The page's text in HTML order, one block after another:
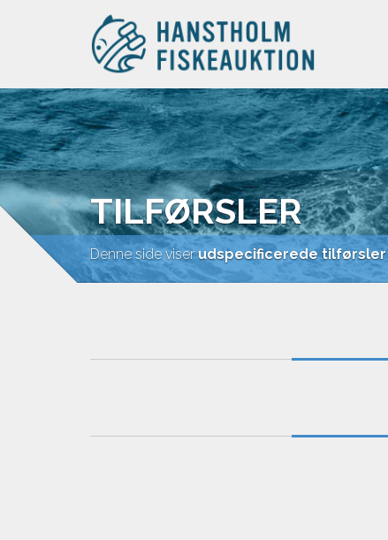
TILFØRSLER
Denne side viserudspecificerede tilførsler